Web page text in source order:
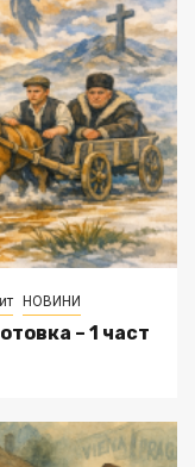
НОВИНИ
– 1 част